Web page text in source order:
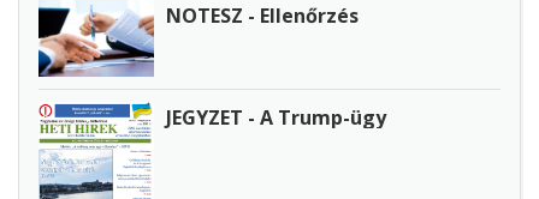
NOTESZ - Ellenőrzés
JEGYZET - A Trump-ügy